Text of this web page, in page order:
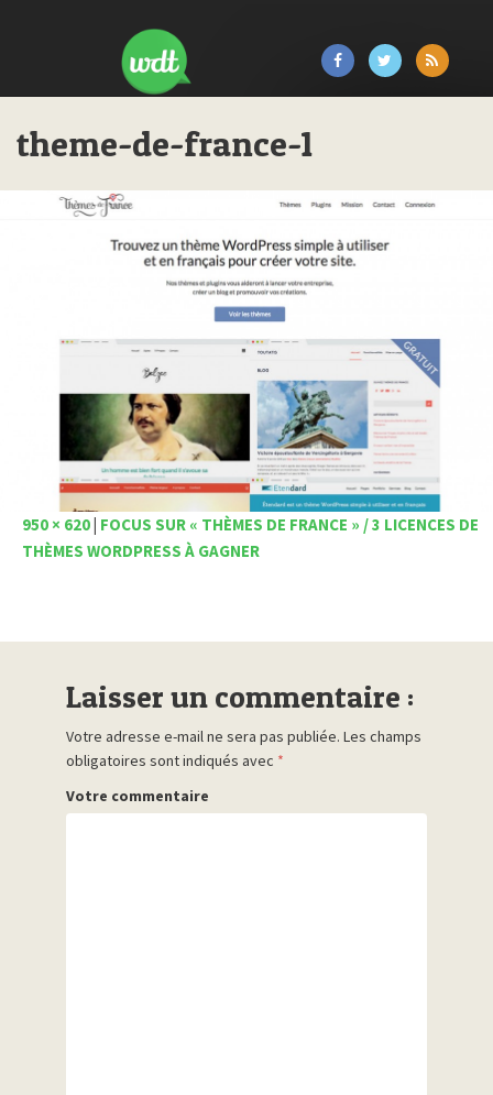
theme-de-france-1
950 × 620 FOCUS SUR « THÈMES DE FRANCE » / 3 LICENCES DE
THÈMES WORDPRESS À GAGNER
Laisser un commentaire :
Votre adresse e-mail ne sera pas publiée. Les champs
obligatoires sont indiqués avec *
Votre commentaire